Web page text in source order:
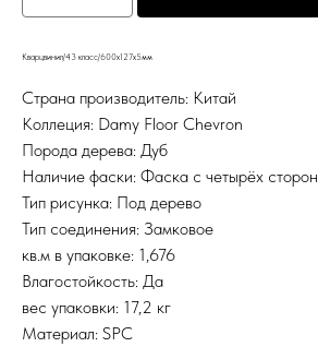
Кварцвинил/43 класс/600х127х5мм
Страна производитель: Китай
Коллеция: Damy Floor Chevron
Порода дерева: Дуб
Наличие фаски: Фаска с четырёх сторон
Тип рисунка: Под дерево
Тип соединения: Замковое
кв.м в упаковке: 1,676
Влагостойкость: Да
вес упаковки: 17,2 кг
Материал: SPC